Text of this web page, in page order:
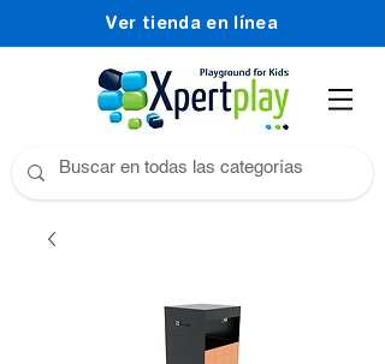
Ver tienda en línea